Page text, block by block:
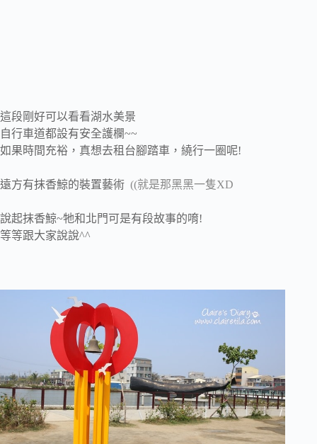
這段剛好可以看看湖水美景
自行車道都設有安全護欄~~
如果時間充裕，真想去租台腳踏車，繞行一圈呢!
遠方有抹香鯨的裝置藝術 ((就是那黑黑一隻XD
說起抹香鯨~牠和北門可是有段故事的唷!
等等跟大家說說^^